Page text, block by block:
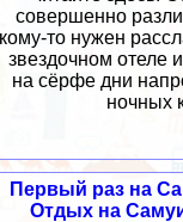
совершенно
кому-то нужен
звездочном отеле
на сёрфе дни
ночных
Первый раз на
Отдых на